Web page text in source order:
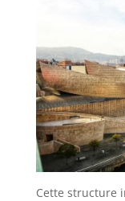
Cette structure